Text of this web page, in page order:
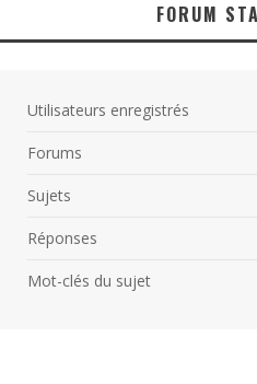
FORUM
Utilisateurs enregistrés
Forums
Sujets
Réponses
Mot-clés du sujet